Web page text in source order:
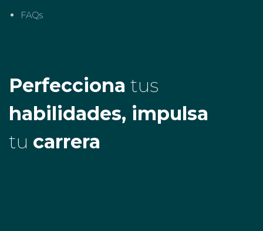
FAQs
Perfecciona tus
habilidades, impulsa
tu carrera